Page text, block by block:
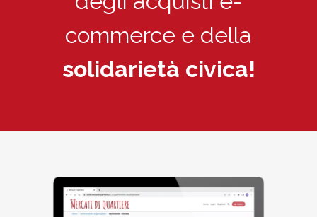
commerce e della
solidarietà civica!